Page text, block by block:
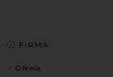
FIRMA
O firmie